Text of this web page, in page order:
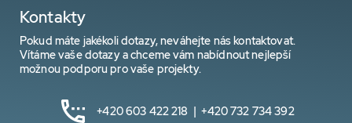
Kontakty
Pokud máte jakékoli dotazy, neváhejte nás kontaktovat.
Vítáme vaše dotazy a chceme vám nabídnout nejlepší
možnou podporu pro vaše projekty.
+420 603 422 218 | +420 732 734 392